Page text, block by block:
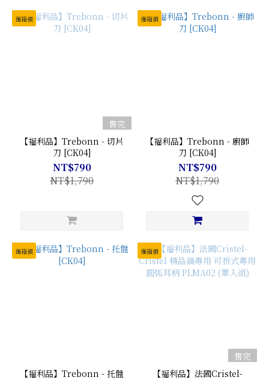
僅箱損
售完
【福利品】Trebonn - 切片
刀 [CK04]
NT$790
NT$1,790
僅箱損
【福利品】Trebonn - 廚師
刀 [CK04]
NT$790
NT$1,790
僅箱損
【福利品】Trebonn - 托盤
僅箱損
售完
【福利品】法國Cristel-